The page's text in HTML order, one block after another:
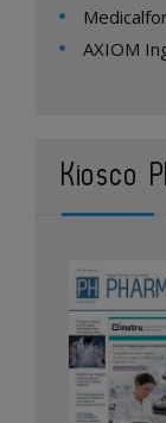
AXIOM
Kiosco